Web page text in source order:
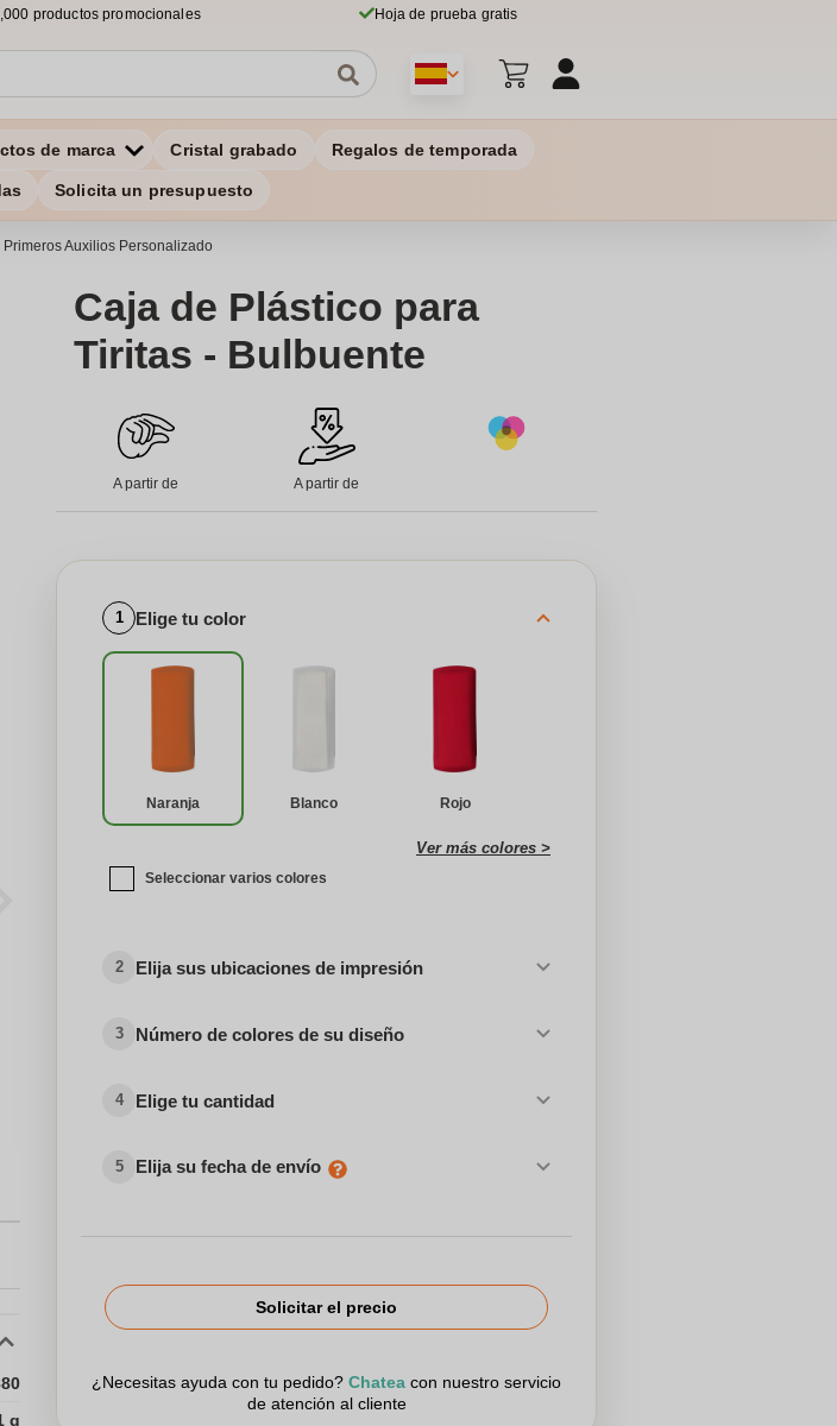
productos promocionales Hoja de prueba gratis
de marca Cristal grabado Regalos de temporada
Solicita un presupuesto
Primeros Auxilios Personalizado
g
Caja de Plástico para
Tiritas - Bulbuente
A partir de A partir de
1 Elige tu color
Naranja Blanco Rojo
Ver más colores >
Seleccionar varios colores
2 Elija sus ubicaciones de impresión
3 Número de colores de su diseño
4 Elige tu cantidad
5 Elija su fecha de envío
Solicitar el precio
¿Necesitas ayuda con tu pedido? Chatea con nuestro servicio
de atención al cliente